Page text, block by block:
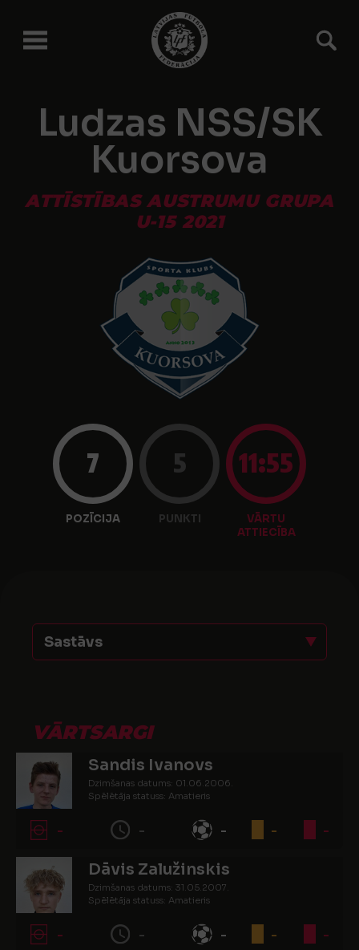
Ludzas NSS/SK
Kuorsova
ATTĪSTĪBAS AUSTRUMU GRUPA
U-15 2021
7
POZĪCIJA
5
PUNKTI
11:55
VĀRTU
ATTIECĪBA
Sastāvs
VĀRTSARGI
Sandis Ivanovs
Dzimšanas datums: 01.06.2006.
Spēlētāja statuss: Amatieris
- - - - -
Dāvis Zalužinskis
Dzimšanas datums: 31.05.2007.
Spēlētāja statuss: Amatieris
- - - - -